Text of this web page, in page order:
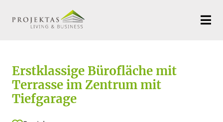
Erstklassige Bürofläche mit
Terrasse im Zentrum mit
Tiefgarage